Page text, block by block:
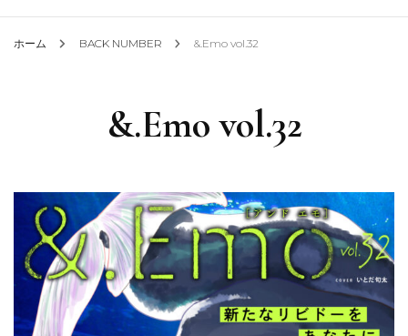
ホーム BACK NUMBER &.Emo vol.32
&.Emo vol.32